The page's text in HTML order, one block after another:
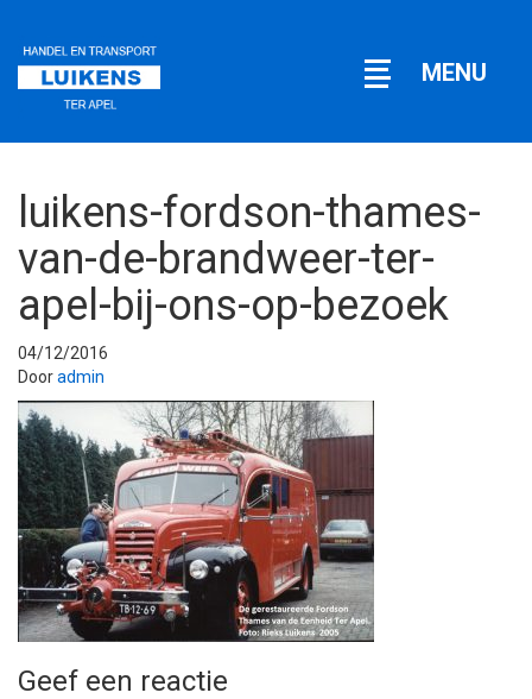
Open
MENU
luikens-fordson-thames-
van-de-brandweer-ter-
apel-bij-ons-op-bezoek
04/12/2016
Dooradmin
Geef een reactie